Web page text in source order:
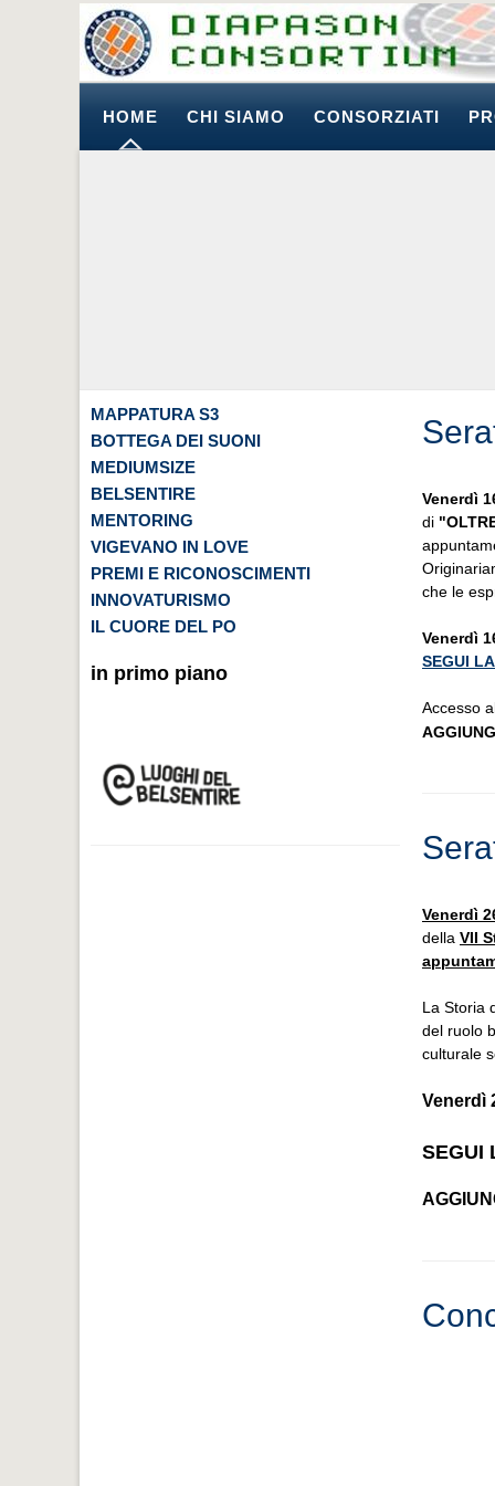
HOME CHI SIAMO CONSORZIATI
MAPPATURA S3
BOTTEGA DEI SUONI
MEDIUMSIZE
BELSENTIRE
MENTORING
VIGEVANO IN LOVE
PREMI E RICONOSCIMENTI
INNOVATURISMO
IL CUORE DEL PO
in primo piano
Venerdì
di
che le
Venerdì
SEGUI
Accesso
Venerdì
della VII
La Storia
del ruolo
culturale
Venerdì
SEGUI